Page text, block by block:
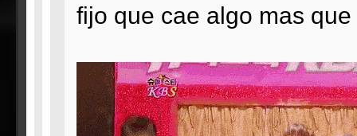
fijo que cae algo mas